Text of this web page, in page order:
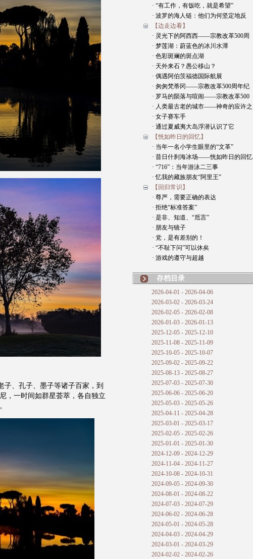
子、孔子、墨子等诸子百家，到
，一时间如群星荟萃，各自独立
· “有工作，有饭吃，就是希望”
· 波罗的海人链：他们为何坚定地反
【边走边看】
· 灵光下的阿西西——宗教改革500周
· 梦莲湖：蔚蓝色的冰川水潭
· 色彩斑斓的斑点湖
· 天外来石？愚公移山？
· 偶遇阿伯茨福德国际航展
· 匆匆梵蒂冈——宗教改革500周年纪
· 罗马的陨落与喧闹——宗教改革500
· 人类最古老的城市——神奇的应许之
· 女子赛车手
· 通过夏威夷大岛浮潜认识了它
【恍如昨日的回忆】
· 当年一名小学生眼里的“文革”
· 昔日什刹海冰场——恍如昨日的回忆
· “716”：当年游泳二三事
· 忆我的藏族朋友“阿里王”
【回归常识】
· 尊严，需要正确的表达
· 拒绝“标准答案”
· 是非、知道、“卮言”
· 朋友与镜子
· 党，是有差别的！
· “不耻下问”可以休矣
· 游戏的遵守与超越
存档目录
2026-04-01 - 2026-04-06
2026-03-02 - 2026-03-24
2026-02-05 - 2026-02-08
2026-01-03 - 2026-01-13
2025-12-05 - 2025-12-10
2025-11-08 - 2025-11-09
2025-10-05 - 2025-10-07
2025-09-02 - 2025-09-22
2025-08-13 - 2025-08-27
2025-07-03 - 2025-07-30
2025-06-06 - 2025-06-20
2025-05-03 - 2025-05-26
2025-04-11 - 2025-04-28
2025-03-01 - 2025-03-17
2025-02-05 - 2025-02-26
2025-01-01 - 2025-01-30
2024-12-09 - 2024-12-29
2024-11-04 - 2024-11-27
2024-10-08 - 2024-10-31
2024-09-05 - 2024-09-30
2024-08-01 - 2024-08-22
2024-07-03 - 2024-07-29
2024-06-02 - 2024-06-28
2024-05-01 - 2024-05-28
2024-04-03 - 2024-04-29
2024-03-01 - 2024-03-29
2024-02-02 - 2024-02-26